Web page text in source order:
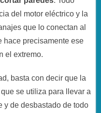
del motor eléctrico y la
que lo conectan al
hace precisamente ese
el extremo.
basta con decir que la
se utiliza para llevar a
y de desbastado de todo